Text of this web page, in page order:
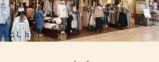
見出し h1